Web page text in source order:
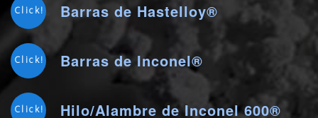
Click! Barras de Hastelloy®
Click! Barras de Inconel®
Click! Hilo/Alambre de Inconel 600®